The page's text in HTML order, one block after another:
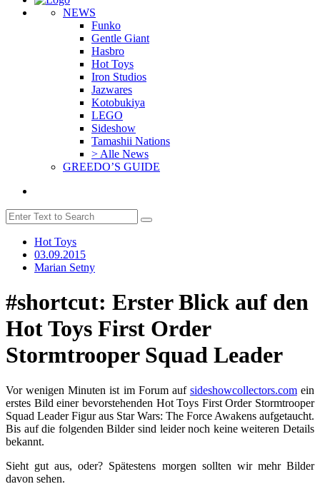
NEWS
Funko
Gentle Giant
Hasbro
Hot Toys
Iron Studios
Jazwares
Kotobukiya
LEGO
Sideshow
Tamashii Nations
> Alle News
GREEDO’S GUIDE
Hot Toys
03.09.2015
Marian Setny
#shortcut: Erster Blick auf den
Hot Toys First Order
Stormtrooper Squad Leader
Vor wenigen Minuten ist im Forum auf sideshowcollectors.comein
erstes Bild einer bevorstehenden Hot Toys First Order Stormtrooper
Squad Leader Figur aus Star Wars: The Force Awakens aufgetaucht.
Bis auf die folgenden Bilder sind leider noch keine weiteren Details
bekannt.
Sieht gut aus, oder? Spätestens morgen sollten wir mehr Bilder
davon sehen.